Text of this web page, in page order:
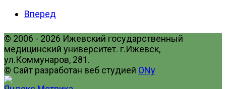
Вперед
© 2006 - 2026 Ижевский государственный
медицинский университет. г.Ижевск,
ул.Коммунаров, 281.
© Сайт разработан веб студией ONy